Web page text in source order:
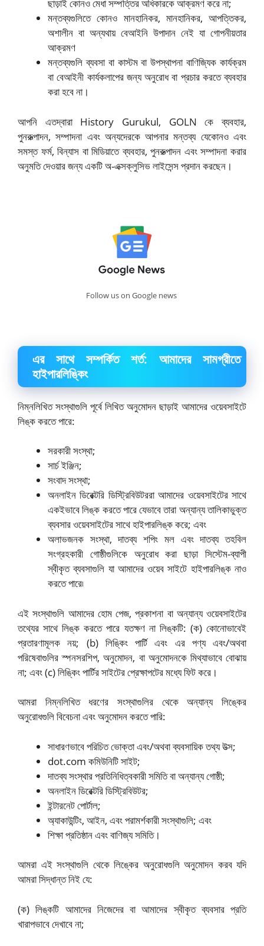
ছাড়াই কোনও মেধা সম্পত্তির অধিকারকে আক্রমণ করে না;
মন্তব্যগুলিতে কোনও মানহানিকর, মানহানিকর, আপত্তিকর,
অশালীন বা অন্যথায় বেআইনি উপাদান নেই যা গোপনীয়তার
আক্রমণ
মন্তব্যগুলি ব্যবসা বা কাস্টম বা উপস্থাপনা বাণিজ্যিক কার্যক্রম
বা বেআইনী কার্যকলাপের জন্য অনুরোধ বা প্রচার করতে ব্যবহার
করা হবে না।
আপনি এতদ্বারা History Gurukul, GOLN কে ব্যবহার,
পুনরুত্পাদন, সম্পাদনা এবং অন্যদেরকে আপনার মন্তব্য যেকোনও এবং
সমস্ত ফর্ম, বিন্যাস বা মিডিয়াতে ব্যবহার, পুনরুত্পাদন এবং সম্পাদনা করার
অনুমতি দেওয়ার জন্য একটি অ-এক্সক্লুসিভ লাইসেন্স প্রদান করছেন।
Follow us on Google news
এর সাথে সম্পর্কিত শর্ত: আমাদের সামগ্রীতে
হাইপারলিঙ্কিং
নিম্নলিখিত সংস্থাগুলি পূর্বে লিখিত অনুমোদন ছাড়াই আমাদের ওয়েবসাইটে
লিঙ্ক করতে পারে:
সরকারী সংস্থা;
সার্চ ইঞ্জিন;
সংবাদ সংস্থা;
অনলাইন ডিরেক্টরি ডিস্ট্রিবিউটররা আমাদের ওয়েবসাইটের সাথে
একইভাবে লিঙ্ক করতে পারে যেভাবে তারা অন্যান্য তালিকাভুক্ত
ব্যবসার ওয়েবসাইটের সাথে হাইপারলিঙ্ক করে; এবং
অলাভজনক সংস্থা, দাতব্য শপিং মল এবং দাতব্য তহবিল
সংগ্রহকারী গোষ্ঠীগুলিকে অনুরোধ করা ছাড়া সিস্টেম-ব্যাপী
স্বীকৃত ব্যবসাগুলি যা আমাদের ওয়েব সাইটে হাইপারলিঙ্ক নাও
করতে পারে৷
এই সংস্থাগুলি আমাদের হোম পেজ, প্রকাশনা বা অন্যান্য ওয়েবসাইটের
তথ্যের সাথে লিঙ্ক করতে পারে যতক্ষণ না লিঙ্কটি: (ক) কোনোভাবেই
প্রতারণামূলক নয়; (b) লিঙ্কিং পার্টি এবং এর পণ্য এবং/অথবা
পরিষেবাগুলির স্পনসরশিপ, অনুমোদন, বা অনুমোদনকে মিথ্যাভাবে বোঝায়
না; এবং (c) লিঙ্কিং পার্টির সাইটের প্রেক্ষাপটের মধ্যে ফিট করে।
আমরা নিম্নলিখিত ধরণের সংস্থাগুলির থেকে অন্যান্য লিঙ্কের
অনুরোধগুলি বিবেচনা এবং অনুমোদন করতে পারি:
সাধারণভাবে পরিচিত ভোক্তা এবং/অথবা ব্যবসায়িক তথ্য উত্স;
dot.com কমিউনিটি সাইট;
দাতব্য সংস্থার প্রতিনিধিত্বকারী সমিতি বা অন্যান্য গোষ্ঠী;
অনলাইন ডিরেক্টরি ডিস্ট্রিবিউটর;
ইন্টারনেট পোর্টাল;
অ্যাকাউন্টিং, আইন, এবং পরামর্শকারী সংস্থাগুলি; এবং
শিক্ষা প্রতিষ্ঠান এবং বাণিজ্য সমিতি।
আমরা এই সংস্থাগুলি থেকে লিঙ্কের অনুরোধগুলি অনুমোদন করব যদি
আমরা সিদ্ধান্ত নিই যে:
(ক) লিঙ্কটি আমাদের নিজেদের বা আমাদের স্বীকৃত ব্যবসার প্রতি
খারাপভাবে দেখাবে না;